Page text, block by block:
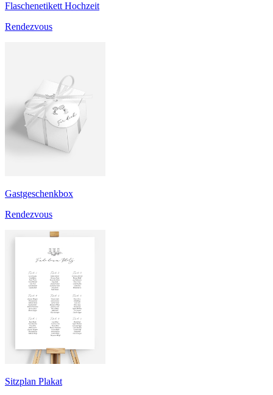
Flaschenetikett Hochzeit
Rendezvous
Gastgeschenkbox
Rendezvous
Sitzplan Plakat